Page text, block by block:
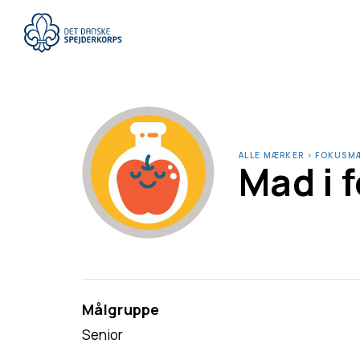
hovedindhold
ALLE MÆRKER ›
Mad i
Målgruppe
Senior